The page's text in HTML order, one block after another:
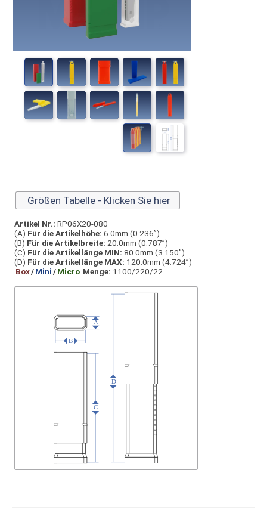
Größen Tabelle - Klicken Sie hier
Artikel Nr.: RP06X20-080
(A) Für die Artikelhöhe: 6.0mm (0.236”)
(B) Für die Artikelbreite: 20.0mm (0.787”)
(C) Für die Artikellänge MIN: 80.0mm (3.150”)
(D) Für die Artikellänge MAX: 120.0mm (4.724”)
Box/Mini/Micro Menge: 1100/220/22